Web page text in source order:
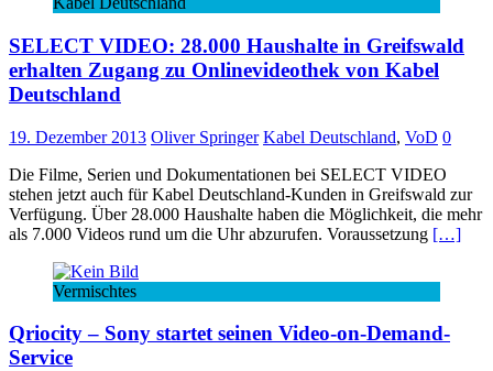
SELECT VIDEO: 28.000 Haushalte in Greifswald
erhalten Zugang zu Onlinevideothek von Kabel
Deutschland
19. Dezember 2013 Oliver Springer Kabel Deutschland, VoD 0
Die Filme, Serien und Dokumentationen bei SELECT VIDEO
stehen jetzt auch für Kabel Deutschland-Kunden in Greifswald zur
Verfügung. Über 28.000 Haushalte haben die Möglichkeit, die mehr
als 7.000 Videos rund um die Uhr abzurufen. Voraussetzung […]
Vermischtes
Qriocity – Sony startet seinen Video-on-Demand-
Service